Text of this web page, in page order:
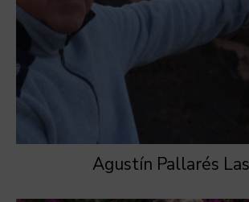
Agustín Pallarés